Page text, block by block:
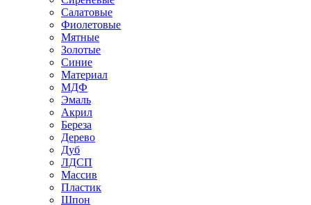
Салатовые
Фиолетовые
Мятные
Золотые
Синие
Материал
МДФ
Эмаль
Акрил
Береза
Дерево
Дуб
ЛДСП
Массив
Пластик
Шпон